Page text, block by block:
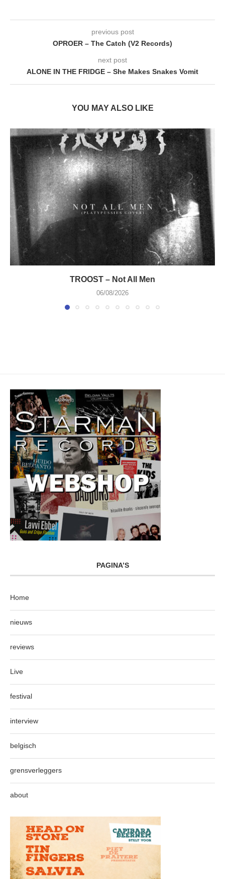
previous post
OPROER – The Catch (V2 Records)
next post
ALONE IN THE FRIDGE – She Makes Snakes Vomit
YOU MAY ALSO LIKE
TROOST – Not All Men
06/08/2026
PAGINA’S
Home
nieuws
reviews
Live
festival
interview
belgisch
grensverleggers
about